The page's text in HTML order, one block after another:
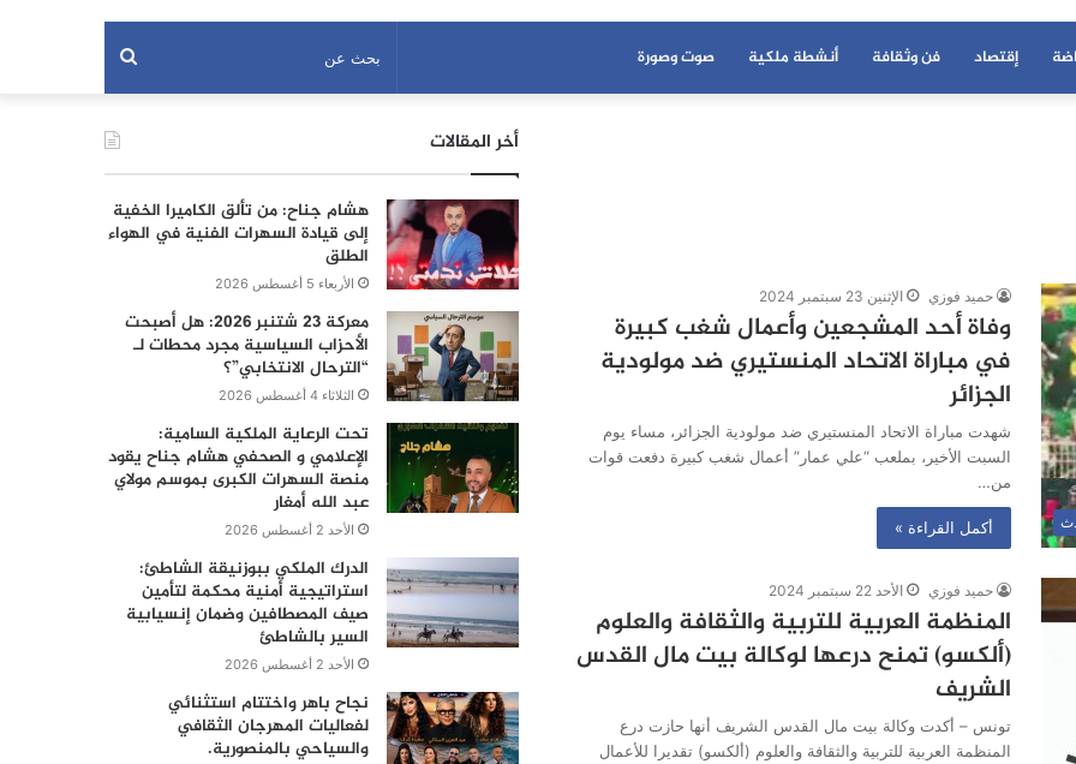
إقتصاد فن وثقافة أنشطة ملكية صوت وصورة بحث
عن
حميد فوزي الإثنين 23 سبتمبر 2024
وفاة أحد المشجعين وأعمال شغب كبيرة
في مباراة الاتحاد المنستيري ضد مولودية
الجزائر
شهدت مباراة الاتحاد المنستيري ضد مولودية الجزائر، مساء يوم
السبت الأخير، بملعب “علي عمار” أعمال شغب كبيرة دفعت قوات
من…
أكمل القراءة »
حميد فوزي الأحد 22 سبتمبر 2024
المنظمة العربية للتربية والثقافة والعلوم
(ألكسو) تمنح درعها لوكالة بيت مال القدس
الشريف
تونس – أكدت وكالة بيت مال القدس الشريف أنها حازت درع
المنظمة العربية للتربية والثقافة والعلوم (ألكسو) تقديرا للأعمال
أخر المقالات
هشام جناح: من تألق الكاميرا الخفية
إلى قيادة السهرات الفنية في الهواء
الطلق
الأربعاء 5 أغسطس 2026
معركة 23 شتنبر 2026: هل أصبحت
الأحزاب السياسية مجرد محطات لـ
“الترحال الانتخابي”؟
الثلاثاء 4 أغسطس 2026
تحت الرعاية الملكية السامية:
الإعلامي و الصحفي هشام جناح يقود
منصة السهرات الكبرى بموسم مولاي
عبد الله أمغار
الأحد 2 أغسطس 2026
الدرك الملكي ببوزنيقة الشاطئ:
استراتيجية أمنية محكمة لتأمين
صيف المصطافين وضمان إنسيابية
السير بالشاطئ
الأحد 2 أغسطس 2026
نجاح باهر واختتام استثنائي
لفعاليات المهرجان الثقافي
والسياحي بالمنصورية.